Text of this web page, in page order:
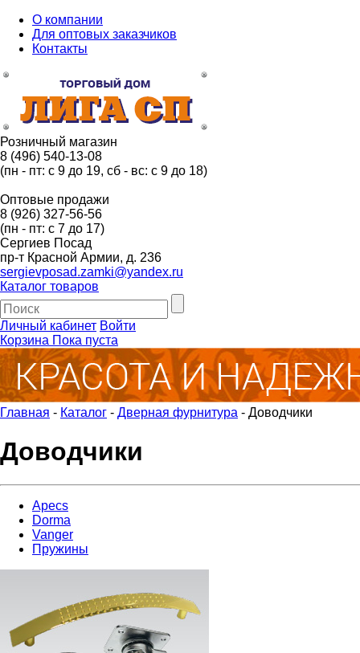
О компании
Для оптовых заказчиков
Контакты
Розничный магазин
8 (496) 540-13-08
(пн - пт: с 9 до 19, сб - вс: с 9 до 18)
Оптовые продажи
8 (926) 327-56-56
(пн - пт: с 7 до 17)
Сергиев Посад
пр-т Красной Армии, д. 236
sergievposad.zamki@yandex.ru
Каталог товаров
Личный кабинет Войти
Корзина Пока пуста
Главная - Каталог - Дверная фурнитура - Доводчики
Доводчики
Apecs
Dorma
Vanger
Пружины